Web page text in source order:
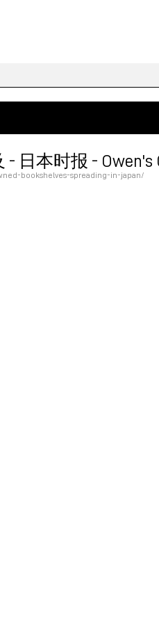
日本时报 - Owen's
bookshelves-spreading-in-japan/